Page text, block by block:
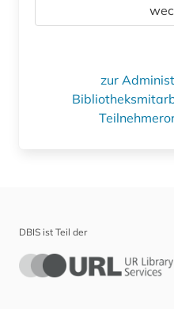
zur
DBIS ist Teil der